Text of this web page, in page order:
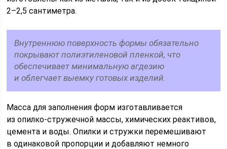
2–2,5 сантиметра.
Внутреннюю поверхность формы обязательно
покрывают полиэтиленовой пленкой, что
обеспечивает минимальную агдезию
и облегчает выемку готовых изделий.
Масса для заполнения форм изготавливается
из опилко-стружечной массы, химических реактивов,
цемента и воды. Опилки и стружки перемешивают
в одинаковой пропорции и добавляют немного